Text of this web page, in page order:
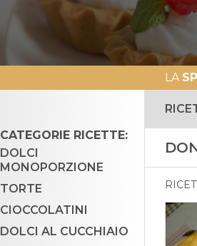
LA
CATEGORIE RICETTE:
DOLCI
MONOPORZIONE
TORTE
CIOCCOLATINI
DOLCI AL CUCCHIAIO